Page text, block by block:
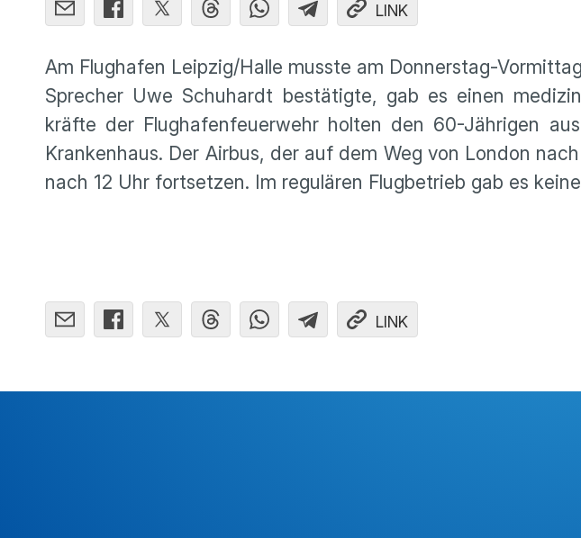
LINK
Am Flughafen Leipzig/Halle musste am Donnerstag-
Sprecher Uwe Schuhardt bestä­tigte, gab es einen
kräfte der Flugha­fen­feu­er­wehr holten den 60-Jährigen
Kranken­haus. Der Airbus, der auf dem Weg von London
nach 12 Uhr fortsetzen. Im regulären Flugbe­trieb gab es
LINK